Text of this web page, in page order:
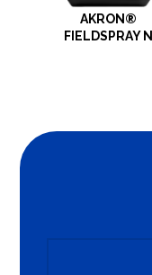
AKRON®
FIELDSPRAY N